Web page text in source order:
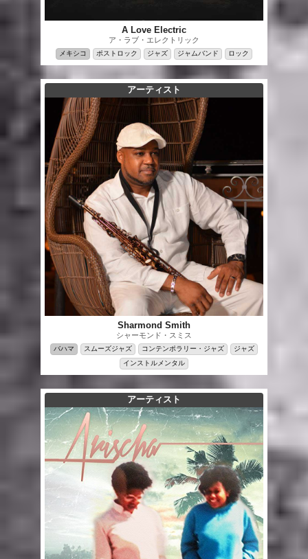
A Love Electric
ア・ラブ・エレクトリック
メキシコ ポストロック ジャズ ジャムバンド ロック
アーティスト
Sharmond Smith
シャーモンド・スミス
バハマ スムーズジャズ コンテンポラリー・ジャズ
ジャズ
インストルメンタル
アーティスト